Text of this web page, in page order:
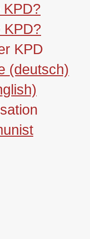
KPD?
KPD?
KPD
(deutsch)